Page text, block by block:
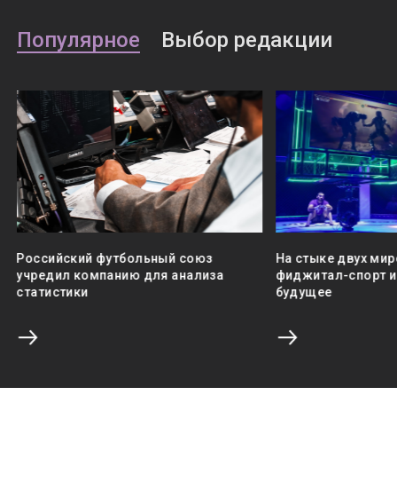
Популярное Выбор редакции
Российский футбольный союз
учредил компанию для анализа
статистики
На стыке двух
фиджитал-спорт
будущее